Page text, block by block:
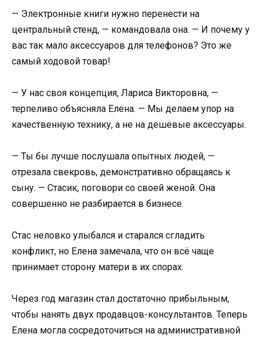
— Электронные книги нужно перенести на
центральный стенд, — командовала она. — И почему у
вас так мало аксессуаров для телефонов? Это же
самый ходовой товар!
— У нас своя концепция, Лариса Викторовна, —
терпеливо объясняла Елена. — Мы делаем упор на
качественную технику, а не на дешёвые аксессуары.
— Ты бы лучше послушала опытных людей, —
отрезала свекровь, демонстративно обращаясь к
сыну. — Стасик, поговори со своей женой. Она
совершенно не разбирается в бизнесе.
Стас неловко улыбался и старался сгладить
конфликт, но Елена замечала, что он всё чаще
принимает сторону матери в их спорах.
Через год магазин стал достаточно прибыльным,
чтобы нанять двух продавцов-консультантов. Теперь
Елена могла сосредоточиться на административной